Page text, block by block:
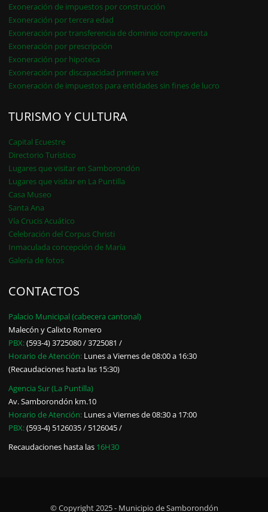
Exoneración de impuestos por construcción
Exoneración por tercera edad
Exoneración por transferencia de dominio compraventa
Exoneración por prescripción
Exoneración por hipoteca
Exoneración por discapacidad primera vez
Exoneración de impuestos para entidades sin fines de lucro
TURISMO Y CULTURA
Capital Ecuestre
Directorio Turístico
Lugares que visitar en Samborondón
Lugares que visitar en La Puntilla
Casa Museo
Santa Ana
Vía Crucis Acuático
Celebración del Corpus Christi
Inmaculada concepción de María
Galería de fotos
CONTACTOS
Palacio Municipal (cabecera cantonal)
Malecón y Calixto Romero
PBX:(593-4) 3725080 / 3725081 /
Horario de Atención: Lunes a Viernes de 08:00 a 16:30
(Recaudaciones hasta las 15:30)
Agencia Sur (La Puntilla)
Av. Samborondón km.10
Horario de Atención: Lunes a Viernes de 08:30 a 17:00
PBX:(593-4) 5126035 / 5126045 /
Recaudaciones hasta las 16H30
© Copyright 2025 - Municipio de Samborondón